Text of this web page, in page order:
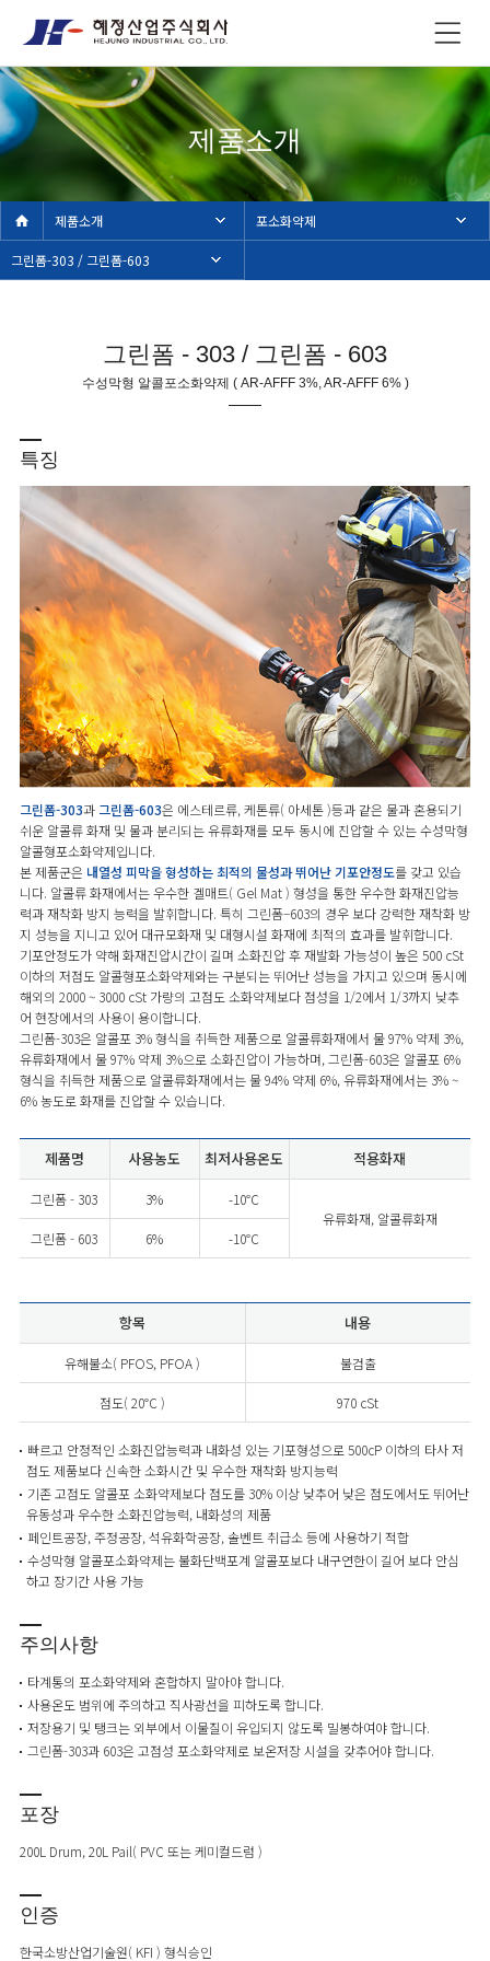
제품소개
제품소개 포소화약제
그린폼-303 / 그린폼-603
그린폼 - 303 / 그린폼 - 603
수성막형 알콜포소화약제 ( AR-AFFF 3%, AR-AFFF 6% )
특징
그린폼-303과 그린폼-603은 에스테르류, 케톤류( 아세톤 )등과 같은 물과 혼용되기
쉬운 알콜류 화재 및 물과 분리되는 유류화재를 모두 동시에 진압할 수 있는 수성막형
알콜형포소화약제입니다.
본 제품군은 내열성 피막을 형성하는 최적의 물성과 뛰어난 기포안정도를 갖고 있습
니다. 알콜류 화재에서는 우수한 겔매트( Gel Mat ) 형성을 통한 우수한 화재진압능
력과 재착화 방지 능력을 발휘합니다. 특히 그린폼–603의 경우 보다 강력한 재착화 방
지 성능을 지니고 있어 대규모화재 및 대형시설 화재에 최적의 효과를 발휘합니다.
기포안정도가 약해 화재진압시간이 길며 소화진압 후 재발화 가능성이 높은 500 cSt
이하의 저점도 알콜형포소화약제와는 구분되는 뛰어난 성능을 가지고 있으며 동시에
해외의 2000 ~ 3000 cSt 가량의 고점도 소화약제보다 점성을 1/2에서 1/3까지 낮추
어 현장에서의 사용이 용이합니다.
그린폼-303은 알콜포 3% 형식을 취득한 제품으로 알콜류화재에서 물 97% 약제 3%,
유류화재에서 물 97% 약제 3%으로 소화진압이 가능하며, 그린폼-603은 알콜포 6%
형식을 취득한 제품으로 알콜류화재에서는 물 94% 약제 6%, 유류화재에서는 3% ~
6% 농도로 화재를 진압할 수 있습니다.
제품명 사용농도 최저사용온도 적용화재
그린폼 - 303 3%
-10℃
유류화재, 알콜류화재
그린폼 - 603
6% -10℃
항목 내용
유해불소( PFOS, PFOA ) 불검출
점도( 20℃ ) 970 cSt
빠르고 안정적인 소화진압능력과 내화성 있는 기포형성으로 500cP 이하의 타사 저
점도 제품보다 신속한 소화시간 및 우수한 재착화 방지능력
기존 고점도 알콜포 소화약제보다 점도를 30% 이상 낮추어 낮은 점도에서도 뛰어난
유동성과 우수한 소화진압능력, 내화성의 제품
페인트공장, 주정공장, 석유화학공장, 솔벤트 취급소 등에 사용하기 적합
수성막형 알콜포소화약제는 불화단백포계 알콜포보다 내구연한이 길어 보다 안심
하고 장기간 사용 가능
주의사항
타계통의 포소화약제와 혼합하지 말아야 합니다.
사용온도 범위에 주의하고 직사광선을 피하도록 합니다.
저장용기 및 탱크는 외부에서 이물질이 유입되지 않도록 밀봉하여야 합니다.
그린폼-303과 603은 고점성 포소화약제로 보온저장 시설을 갖추어야 합니다.
포장
200L Drum, 20L Pail( PVC 또는 케미컬드럼 )
인증
한국소방산업기술원( KFI ) 형식승인